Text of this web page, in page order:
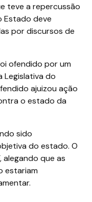
teve a repercussão
Estado deve
por discursos de
ofendido por um
Legislativa do
ajuizou ação
o estado da
sido
do estado. O
alegando que as
estariam